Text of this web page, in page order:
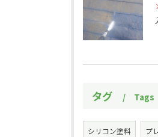
タグ Tags
シリコン塗料 プ